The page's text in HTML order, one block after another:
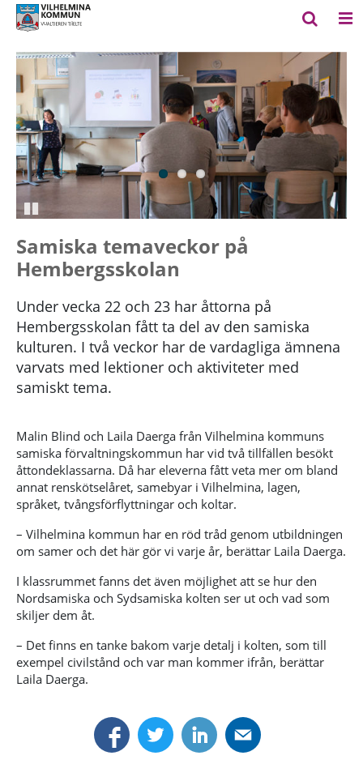
Samiska temaveckor på
Hembergsskolan
Under vecka 22 och 23 har åttorna på
Hembergsskolan fått ta del av den samiska
kulturen. I två veckor har de vardagliga ämnena
varvats med lektioner och aktiviteter med
samiskt tema.
Malin Blind och Laila Daerga från Vilhelmina kommuns
samiska förvaltningskommun har vid två tillfällen besökt
åttondeklassarna. Då har eleverna fått veta mer om bland
annat renskötselåret, samebyar i Vilhelmina, lagen,
språket, tvångsförflyttningar och koltar.
– Vilhelmina kommun har en röd tråd genom utbildningen
om samer och det här gör vi varje år, berättar Laila Daerga.
I klassrummet fanns det även möjlighet att se hur den
Nordsamiska och Sydsamiska kolten ser ut och vad som
skiljer dem åt.
– Det finns en tanke bakom varje detalj i kolten, som till
exempel civilstånd och var man kommer ifrån, berättar
Laila Daerga.